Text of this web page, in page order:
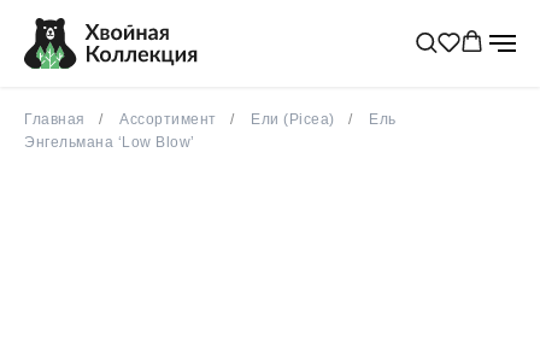
Главная Ассортимент Ели (Picea)
Ель
Энгельмана ‘Low Blow’